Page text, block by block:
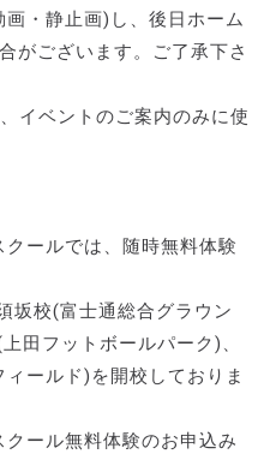
・静止画)し、後日ホーム
がございます。ご了承下さ
イベントのご案内のみに使
ールでは、随時無料体験
坂校(富士通総合グラウン
田フットボールパーク)、
ールド)を開校しておりま
ール無料体験のお申込み